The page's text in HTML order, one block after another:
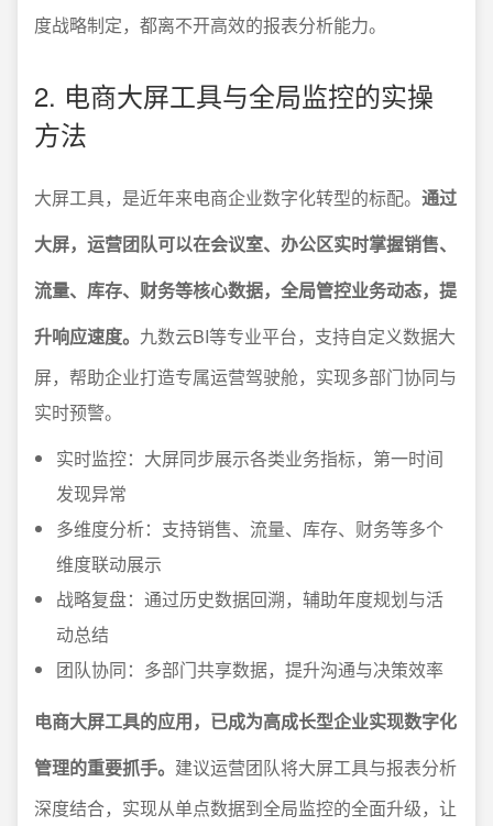
度战略制定，都离不开高效的报表分析能力。
2. 电商大屏工具与全局监控的实操
方法
大屏工具，是近年来电商企业数字化转型的标配。 通过
大屏，运营团队可以在会议室、办公区实时掌握销售、
流量、库存、财务等核心数据，全局管控业务动态，提
升响应速度。 九数云BI等专业平台，支持自定义数据大
屏，帮助企业打造专属运营驾驶舱，实现多部门协同与
实时预警。
实时监控：大屏同步展示各类业务指标，第一时间
发现异常
多维度分析：支持销售、流量、库存、财务等多个
维度联动展示
战略复盘：通过历史数据回溯，辅助年度规划与活
动总结
团队协同：多部门共享数据，提升沟通与决策效率
电商大屏工具的应用，已成为高成长型企业实现数字化
管理的重要抓手。 建议运营团队将大屏工具与报表分析
深度结合，实现从单点数据到全局监控的全面升级，让